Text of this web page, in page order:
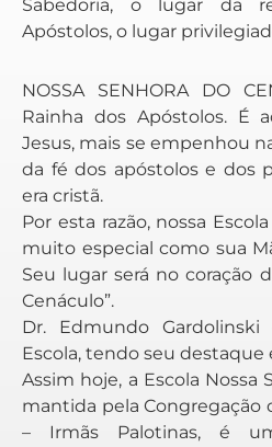
Sabedoria, o lugar da
Apóstolos, o lugar
NOSSA SENHORA DO
Rainha dos Apóstolos. É
Jesus, mais se empenhou
da fé dos apóstolos e dos
era cristã.
Por esta razão, nossa
muito especial como sua
Seu lugar será no coração
Cenáculo”.
Dr. Edmundo
Escola, tendo seu destaque
Assim hoje, a Escola Nossa
mantida pela Congregação
– Irmãs Palotinas, é